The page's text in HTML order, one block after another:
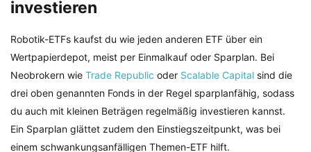
investieren
Robotik-ETFs kaufst du wie jeden anderen ETF über ein
Wertpapierdepot, meist per Einmalkauf oder Sparplan. Bei
Neobrokern wie Trade Republic oder Scalable Capital sind die
drei oben genannten Fonds in der Regel sparplanfähig, sodass
du auch mit kleinen Beträgen regelmäßig investieren kannst.
Ein Sparplan glättet zudem den Einstiegszeitpunkt, was bei
einem schwankungsanfälligen Themen-ETF hilft.